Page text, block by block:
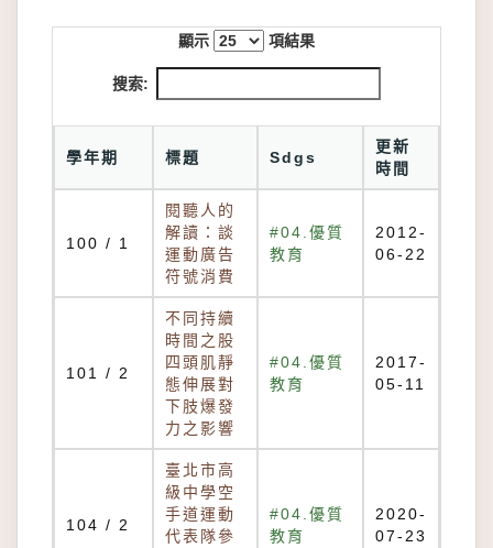
顯示 項結果
搜索:
學年期 標題 Sdgs
更新
時間
100 / 1
閱聽人的
解讀：談
運動廣告
符號消費
#04.優質
教育
2012-
06-22
101 / 2
不同持續
時間之股
四頭肌靜
態伸展對
下肢爆發
力之影響
#04.優質
教育
2017-
05-11
104 / 2
臺北市高
級中學空
手道運動
代表隊參
#04.優質
教育
2020-
07-23